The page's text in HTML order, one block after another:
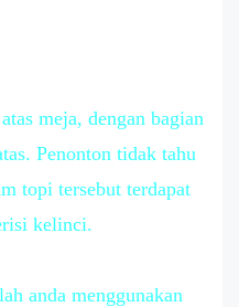
meja, dengan bagian
Penonton tidak tahu
topi tersebut terdapat
kelinci.
anda menggunakan